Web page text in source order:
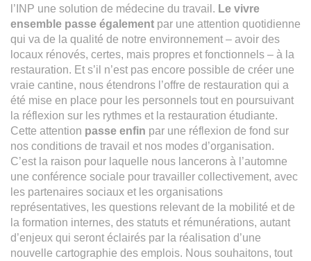
l’INP une solution de médecine du travail. Le vivre
ensemble passe également par une attention quotidienne
qui va de la qualité de notre environnement – avoir des
locaux rénovés, certes, mais propres et fonctionnels – à la
restauration. Et s’il n’est pas encore possible de créer une
vraie cantine, nous étendrons l’offre de restauration qui a
été mise en place pour les personnels tout en poursuivant
la réflexion sur les rythmes et la restauration étudiante.
Cette attention passe enfin par une réflexion de fond sur
nos conditions de travail et nos modes d’organisation.
C’est la raison pour laquelle nous lancerons à l’automne
une conférence sociale pour travailler collectivement, avec
les partenaires sociaux et les organisations
représentatives, les questions relevant de la mobilité et de
la formation internes, des statuts et rémunérations, autant
d’enjeux qui seront éclairés par la réalisation d’une
nouvelle cartographie des emplois. Nous souhaitons, tout